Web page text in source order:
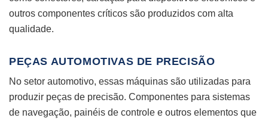
outros componentes críticos são produzidos com alta
qualidade.
PEÇAS AUTOMOTIVAS DE PRECISÃO
No setor automotivo, essas máquinas são utilizadas para
produzir peças de precisão. Componentes para sistemas
de navegação, painéis de controle e outros elementos que